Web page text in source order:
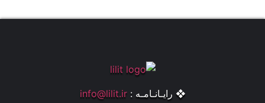
❖ رایـانـامـه : info@lilit.ir